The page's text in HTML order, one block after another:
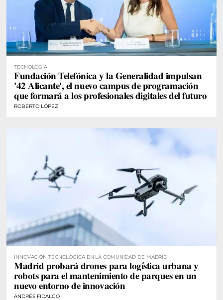
TECNOLOGÍA
Fundación Telefónica y la Generalidad impulsan
'42 Alicante', el nuevo campus de programación
que formará a los profesionales digitales del futuro
ROBERTO LÓPEZ
INNOVACIÓN TECNOLÓGICA EN LA COMUNIDAD DE MADRID
Madrid probará drones para logística urbana y
robots para el mantenimiento de parques en un
nuevo entorno de innovación
ANDRÉS FIDALGO